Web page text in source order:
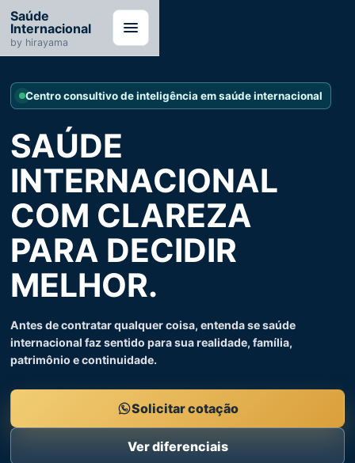
Saúde
Internacional
by hirayama
Centro consultivo de inteligência em saúde internacional
SAÚDE
INTERNACIONAL
COM CLAREZA
PARA DECIDIR
MELHOR.
Antes de contratar qualquer coisa, entenda se saúde
internacional faz sentido para sua realidade, família,
patrimônio e continuidade.
Solicitar cotação
Ver diferenciais